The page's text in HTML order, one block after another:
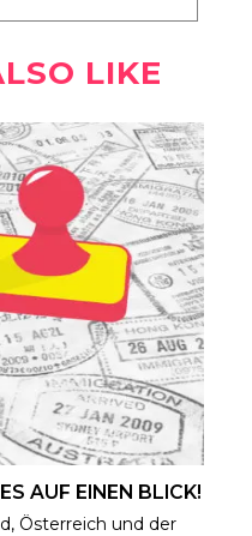
LIKE
AUF EINEN BLICK!
Österreich und der